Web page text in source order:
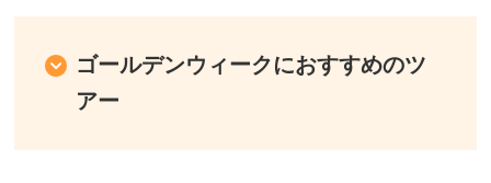
ゴールデンウィークにおすすめのツ
アー